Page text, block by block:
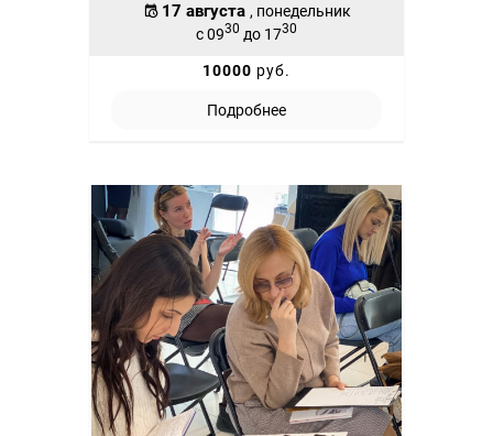
17 августа , понедельник
с 0930 до 1730
10000 руб.
Подробнее